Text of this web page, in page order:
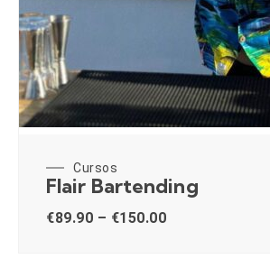
Cursos
Flair Bartending
€89.90 – €150.00